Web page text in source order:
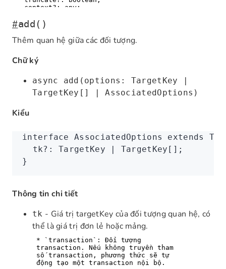
#add()
Thêm quan hệ giữa các đối tượng.
Chữ ký
async add(options: TargetKey |
TargetKey[] | AssociatedOptions)
Kiểu
interface AssociatedOptions extends
  tk
?: TargetKey | TargetKey [];
}
Thông tin chi tiết
tk - Giá trị targetKey của đối tượng quan hệ, có
thể là giá trị đơn lẻ hoặc mảng.